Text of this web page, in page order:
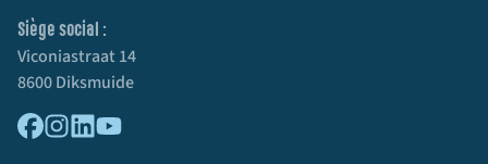
Siège social :
Viconiastraat 14
8600 Diksmuide